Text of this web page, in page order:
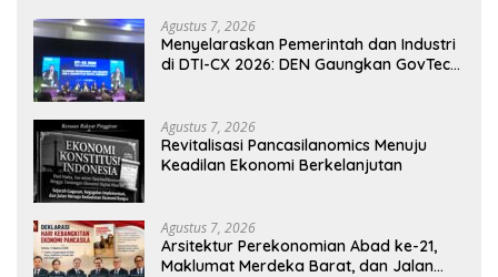
Agustus 7, 2026
Menyelaraskan Pemerintah dan Industri
di DTI-CX 2026: DEN Gaungkan GovTech,
Agustus 7, 2026
Revitalisasi Pancasilanomics Menuju
Keadilan Ekonomi Berkelanjutan
Agustus 7, 2026
Arsitektur Perekonomian Abad ke-21,
Maklumat Merdeka Barat, dan Jalan